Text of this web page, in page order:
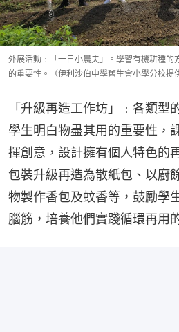
外展活動﹕「一日小農夫」。學習有機耕種的
的重要性。（伊利沙伯中學舊生會小學分校提
「升級再造工作坊」﹕各類型
學生明白物盡其用的重要性，
揮創意，設計擁有個人特色的
包裝升級再造為散紙包、以廚
物製作香包及蚊香等，鼓勵學
腦筋，培養他們實踐循環再用